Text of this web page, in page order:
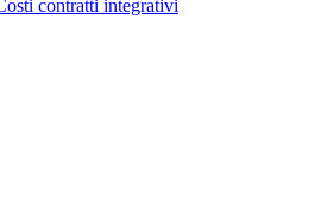
contratti integrativi